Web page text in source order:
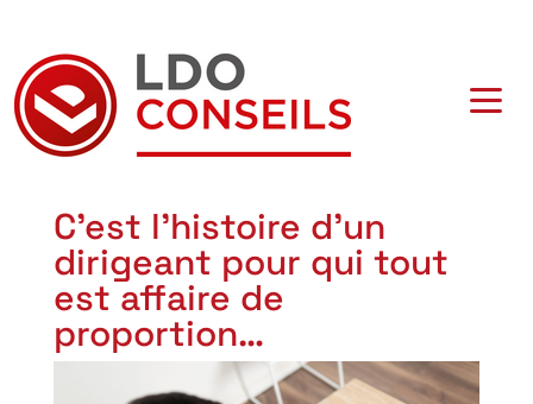
Navigation principale
C’est l’histoire d’un
dirigeant pour qui tout
est affaire de
proportion…